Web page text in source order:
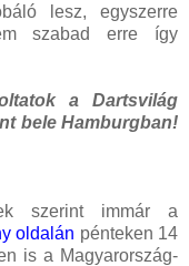
lesz, egyszerre
szabad erre így
a Dartsvilág
bele Hamburgban!
szerint immár a
oldalán pénteken 14
is a Magyarország-